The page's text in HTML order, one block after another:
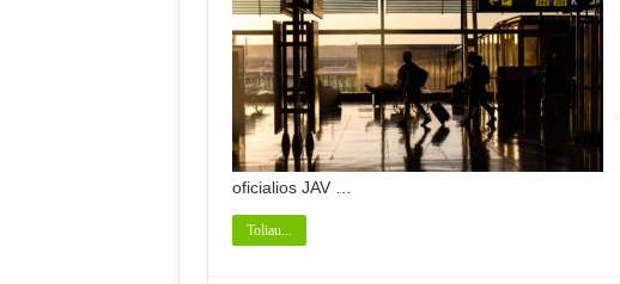
oficialios JAV …
Toliau...